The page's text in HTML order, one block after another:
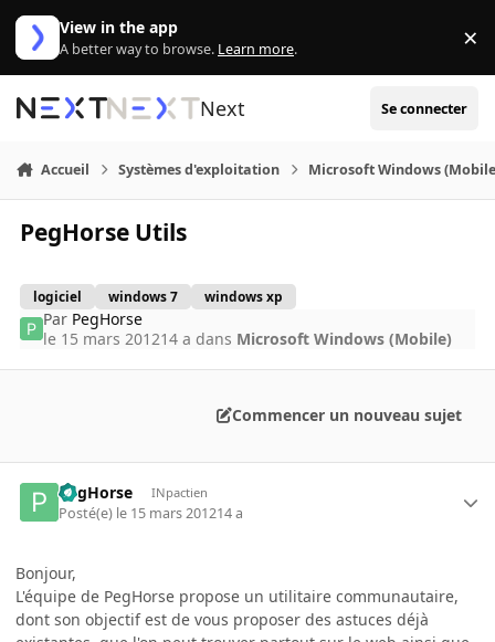
Aller au contenu
View in the app
A better way to browse. Learn more. ×
Next Se connecter
Accueil Systèmes d'exploitation Microsoft Windows
PegHorse Utils
logiciel windows 7 windows xp
Par PegHorse
le 15 mars 201214 a dans Microsoft Windows (Mobile)
Commencer un nouveau sujet
PegHorse INpactien
Posté(e) le 15 mars 201214 a
Bonjour,
L'équipe de PegHorse propose un utilitaire communautaire,
dont son objectif est de vous proposer des astuces déjà